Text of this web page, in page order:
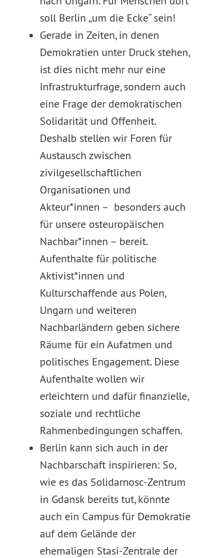
soll Berlin „um die Ecke“ sein!
Gerade in Zeiten, in denen
Demokratien unter Druck stehen,
ist dies nicht mehr nur eine
Infrastrukturfrage, sondern auch
eine Frage der demokratischen
Solidarität und Offenheit.
Deshalb stellen wir Foren für
Austausch zwischen
zivilgesellschaftlichen
Organisationen und
Akteur*innen – besonders auch
für unsere osteuropäischen
Nachbar*innen – bereit.
Aufenthalte für politische
Aktivist*innen und
Kulturschaffende aus Polen,
Ungarn und weiteren
Nachbarländern geben sichere
Räume für ein Aufatmen und
politisches Engagement. Diese
Aufenthalte wollen wir
erleichtern und dafür finanzielle,
soziale und rechtliche
Rahmenbedingungen schaffen.
Berlin kann sich auch in der
Nachbarschaft inspirieren: So,
wie es das Solidarnosc-Zentrum
in Gdansk bereits tut, könnte
auch ein Campus für Demokratie
auf dem Gelände der
ehemaligen Stasi-Zentrale der